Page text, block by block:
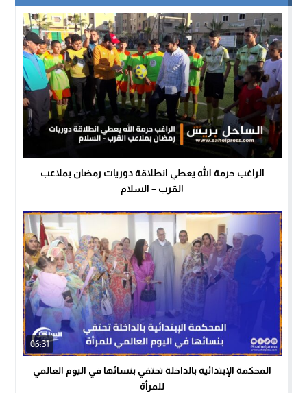
الراغب حرمة الله يعطي انطلاقة دوريات رمضان بملاعب
القرب – السلام
06:31
المحكمة الإبتدائية بالداخلة تحتفي بنسائها في اليوم العالمي
للمرأة